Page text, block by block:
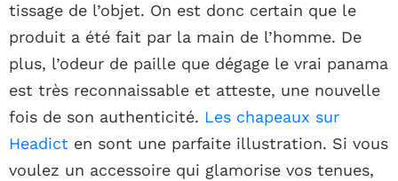
tissage de l’objet. On est donc certain que le
produit a été fait par la main de l’homme. De
plus, l’odeur de paille que dégage le vrai panama
est très reconnaissable et atteste, une nouvelle
fois de son authenticité. Les chapeaux sur
Headict en sont une parfaite illustration. Si vous
voulez un accessoire qui glamorise vos tenues,